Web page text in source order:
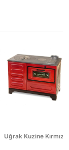
Uğrak Kuzine Kırmızı